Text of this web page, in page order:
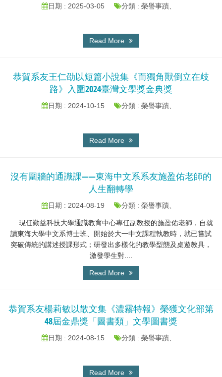
日期 : 2025-03-05 分類 : 榮譽事蹟、
Read More
恭賀系友王仁劭以短篇小說集《而獨角獸倒立在歧
路》入圍2024臺灣文學獎金典獎
日期 : 2024-10-15 分類 : 榮譽事蹟、
Read More
沒有圍牆的通識課——東海中文系系友施盈佑老師的
人生翻轉學
日期 : 2024-08-19 分類 : 榮譽事蹟、
現任勤益科技大學通識教育中心專任副教授的施盈佑老師，自就
讀東海大學中文系博士班、開始於大一中文課程執教時，就已嘗試
突破傳統的講述授課形式；研發出多樣化的教學型態及桌遊教具，
激發學生對....
Read More
恭賀系友楊莉敏以散文集《濃霧特報》榮獲文化部第
48屆金鼎獎「圖書類」文學圖書獎
日期 : 2024-08-15 分類 : 榮譽事蹟、
Read More